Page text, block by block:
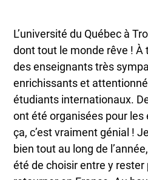
L’université du Québec à
dont tout le monde rêve ! À
des enseignants très
enrichissants et
étudiants internationaux.
ont été organisées pour
ça, c’est vraiment génial !
bien tout au long de
été de choisir entre y rester